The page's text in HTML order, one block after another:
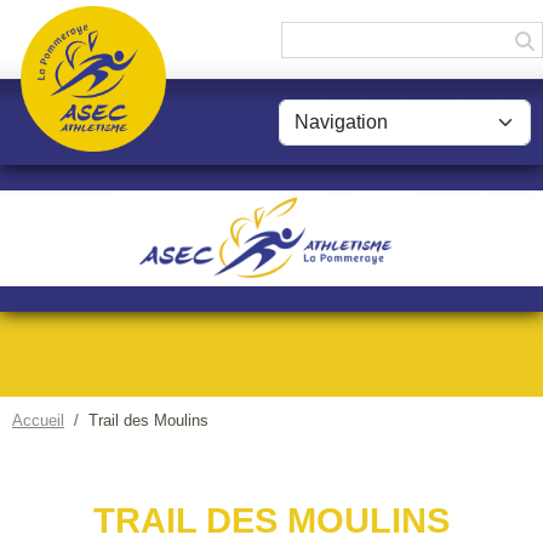
Accueil Trail des Moulins
TRAIL DES MOULINS
Panneau de gestion des cookies